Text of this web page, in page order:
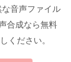
音声ファイル
合成なら無料
ください。